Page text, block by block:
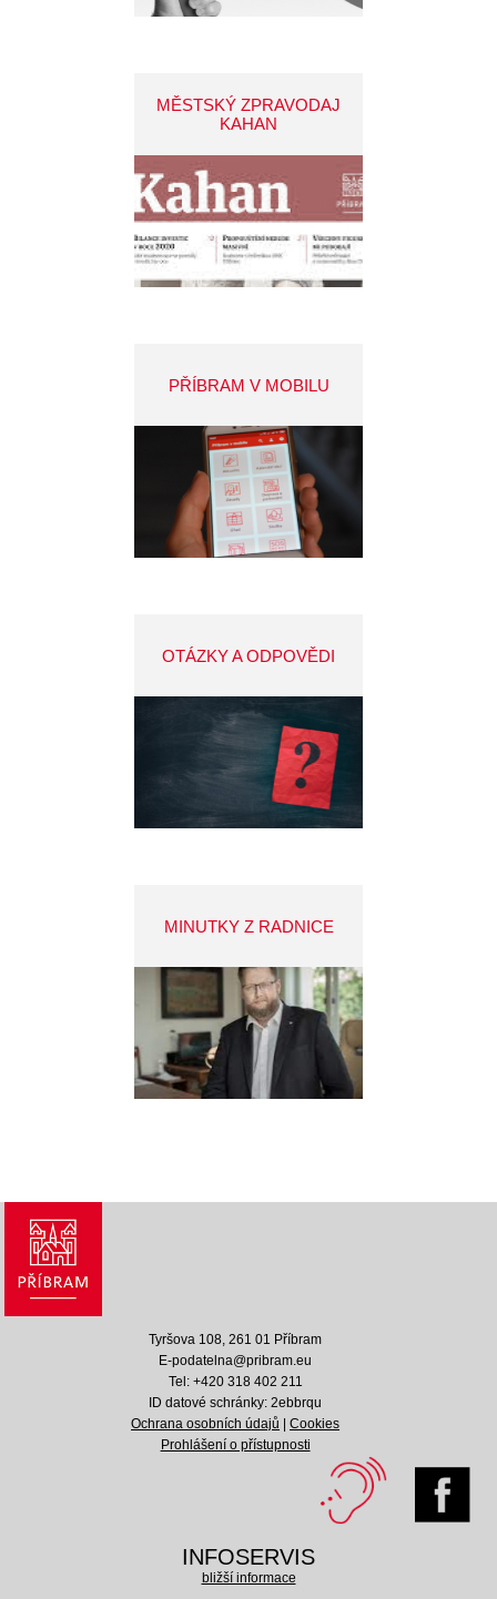
MĚSTSKÝ ZPRAVODAJ
KAHAN
PŘÍBRAM V MOBILU
OTÁZKY A ODPOVĚDI
MINUTKY Z RADNICE
Tyršova 108, 261 01 Příbram
E-podatelna@pribram.eu
Tel: +420 318 402 211
ID datové schránky: 2ebbrqu
Ochrana osobních údajů |Cookies
Prohlášení o přístupnosti
INFOSERVIS
bližší informace